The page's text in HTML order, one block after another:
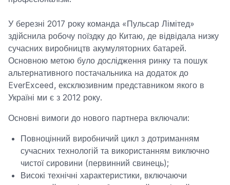
У березні 2017 року команда «Пульсар Лімітед»
здійснила робочу поїздку до Китаю, де відвідала низку
сучасних виробництв акумуляторних батарей.
Основною метою було дослідження ринку та пошук
альтернативного постачальника на додаток до
EverExceed, ексклюзивним представником якого в
Україні ми є з 2012 року.
Основні вимоги до нового партнера включали:
Повноцінний виробничий цикл з дотриманням
сучасних технологій та використанням виключно
чистої сировини (первинний свинець);
Високі технічні характеристики, включаючи